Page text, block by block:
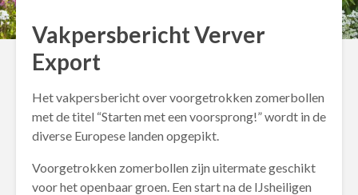
Vakpersbericht Verver
Export
Het vakpersbericht over voorgetrokken zomerbollen
met de titel “Starten met een voorsprong!” wordt in de
diverse Europese landen opgepikt.
Voorgetrokken zomerbollen zijn uitermate geschikt
voor het openbaar groen. Een start na de IJsheiligen